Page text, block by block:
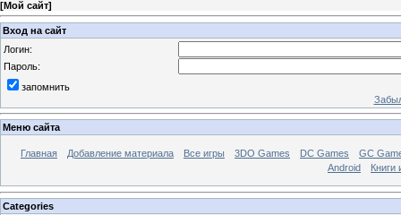
[Мой сайт]
Вход на сайт
Логин:
Пароль:
запомнить
Меню сайта
Главная Добавление материала Все игры 3DO Games DC Games
GC
Android
Книги
Categories